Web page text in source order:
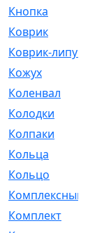
Кнопка
Коврик
Коврик-липучка
Кожух
Коленвал
Колодки
Колпаки
Кольца
Кольцо
Комплексный
Комплект